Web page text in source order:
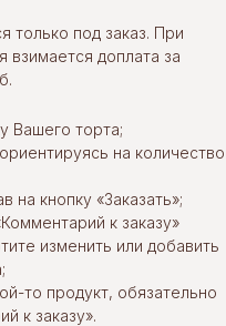
только под заказ. При
взимается доплата за
Вашего торта;
на количество
на кнопку «Заказать»;
к заказу»
изменить или добавить
то продукт, обязательно
к заказу».